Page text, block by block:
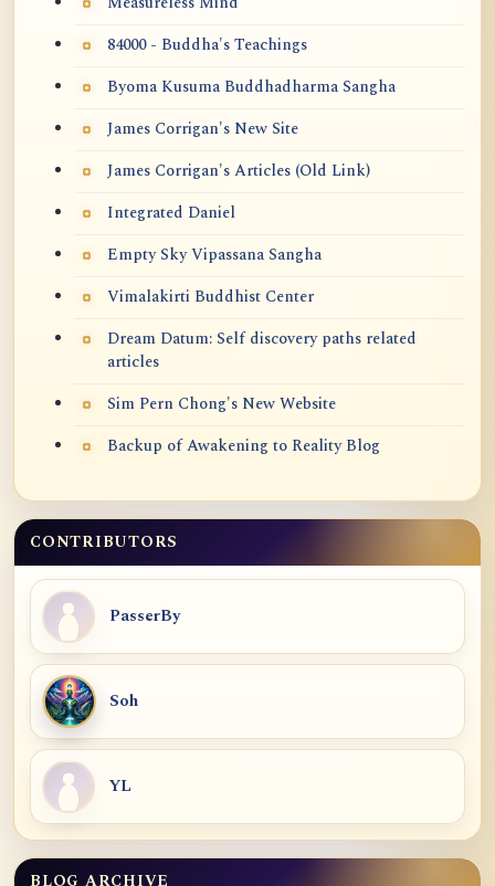
84000 - Buddha's Teachings
Byoma Kusuma Buddhadharma Sangha
James Corrigan's New Site
James Corrigan's Articles (Old Link)
Integrated Daniel
Empty Sky Vipassana Sangha
Vimalakirti Buddhist Center
Dream Datum: Self discovery paths related
articles
Sim Pern Chong's New Website
Backup of Awakening to Reality Blog
CONTRIBUTORS
PasserBy
Soh
YL
BLOG ARCHIVE